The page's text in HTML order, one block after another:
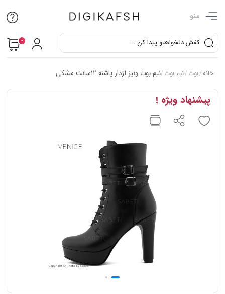
منو
0
خانه/بوت/نیم بوت/نیم بوت ونیز لژدار پاشنه 12سانت مشکی
پیشنهاد ویژه !